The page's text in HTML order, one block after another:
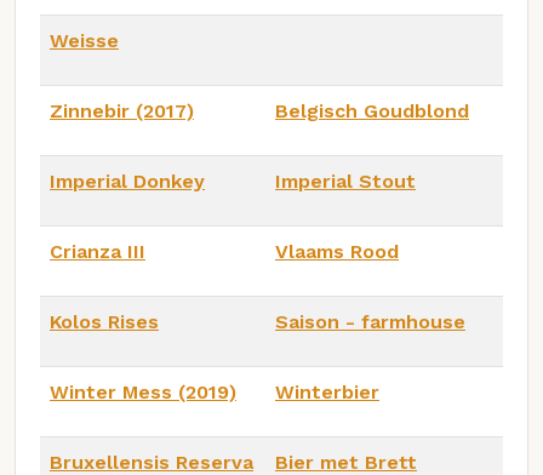
Weisse
Zinnebir (2017) Belgisch Goudblond
Imperial Donkey Imperial Stout
Crianza III Vlaams Rood
Kolos Rises Saison - farmhouse
Winter Mess (2019) Winterbier
Bruxellensis Reserva Bier met Brett